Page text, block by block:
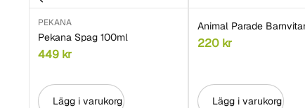
PEKANA
Pekana Spag 100ml
449 kr
Lägg i varukorg
Animal Parade
220 kr
Lägg i varukorg